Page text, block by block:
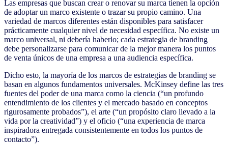
Las empresas que buscan crear o renovar su marca tienen la opción
de adoptar un marco existente o trazar su propio camino. Una
variedad de marcos diferentes están disponibles para satisfacer
prácticamente cualquier nivel de necesidad específica. No existe un
marco universal, ni debería haberlo; cada estrategia de branding
debe personalizarse para comunicar de la mejor manera los puntos
de venta únicos de una empresa a una audiencia específica.
Dicho esto, la mayoría de los marcos de estrategias de branding se
basan en algunos fundamentos universales. McKinsey define las tres
fuentes del poder de una marca como la ciencia (“un profundo
entendimiento de los clientes y el mercado basado en conceptos
rigurosamente probados”), el arte (“un propósito claro llevado a la
vida por la creatividad”) y el oficio (“una experiencia de marca
inspiradora entregada consistentemente en todos los puntos de
contacto”).